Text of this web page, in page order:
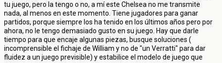
tu juego, pero la tengo o no, a mí este Chelsea no me transmite
nada, al menos en este momento. Tiene jugadores para ganar
partidos, porque siempre los ha tenido en los últimos años pero por
ahora, no le tengo demasiado gusto en su juego. Hay que darle
tiempo para que encaje algunas piezas, busque soluciones (
incomprensible el fichaje de William y no de "un Verratti" para dar
fluidez a un juego previsible) y estabilice el modelo de juego que